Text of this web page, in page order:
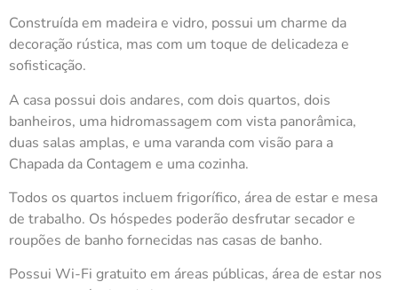
Construída em madeira e vidro, possui um charme da
decoração rústica, mas com um toque de delicadeza e
sofisticação.
A casa possui dois andares, com dois quartos, dois
banheiros, uma hidromassagem com vista panorâmica,
duas salas amplas, e uma varanda com visão para a
Chapada da Contagem e uma cozinha.
Todos os quartos incluem frigorífico, área de estar e mesa
de trabalho. Os hóspedes poderão desfrutar secador e
roupões de banho fornecidas nas casas de banho.
Possui Wi-Fi gratuito em áreas públicas, área de estar nos